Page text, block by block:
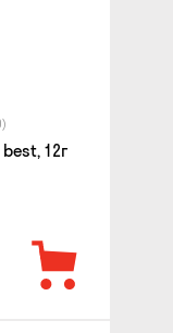
12г